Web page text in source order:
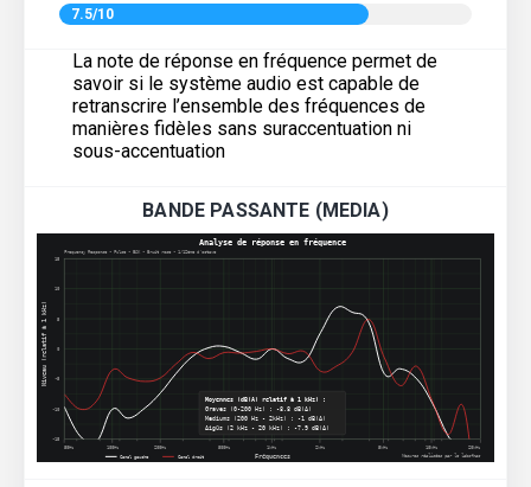
7.5/10
La note de réponse en fréquence permet de
savoir si le système audio est capable de
retranscrire l’ensemble des fréquences de
manières fidèles sans suraccentuation ni
sous-accentuation
BANDE PASSANTE (MEDIA)